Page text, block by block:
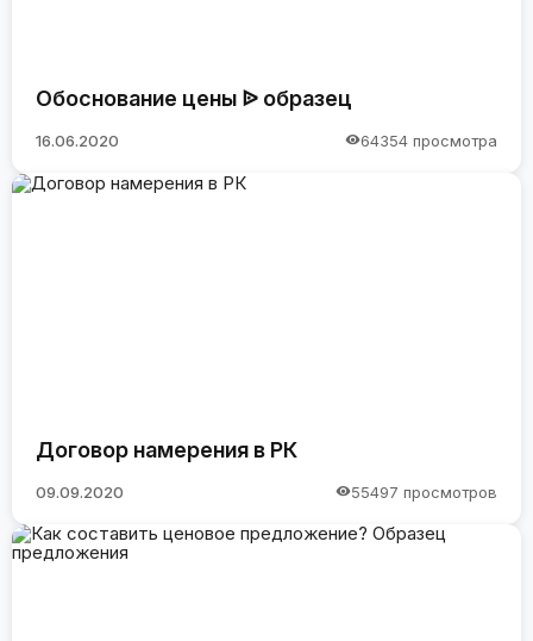
Обоснование цены ᐉ образец
16.06.2020 64354 просмотра
Договор намерения в РК
09.09.2020 55497 просмотров